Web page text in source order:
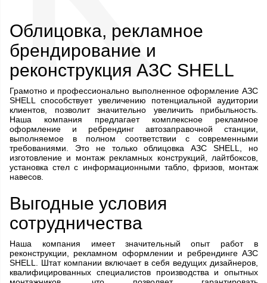
Облицовка, рекламное
брендирование и
реконструкция АЗС SHELL
Грамотно и профессионально выполненное оформление АЗС
SHELL способствует увеличению потенциальной аудитории
клиентов, позволит значительно увеличить прибыльность.
Наша компания предлагает комплексное рекламное
оформление и ребрендинг автозаправочной станции,
выполняемое в полном соответствии с современными
требованиями. Это не только облицовка АЗС SHELL, но
изготовление и монтаж рекламных конструкций, лайтбоксов,
установка стел с информационными табло, фризов, монтаж
навесов.
Выгодные условия
сотрудничества
Наша компания имеет значительный опыт работ в
реконструкции, рекламном оформлении и ребрендинге АЗС
SHELL. Штат компании включает в себя ведущих дизайнеров,
квалифицированных специалистов производства и опытных